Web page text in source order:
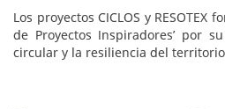
Los proyectos CICLOS y RESOTEX
de Proyectos Inspiradores’ por
circular y la resiliencia del territorio